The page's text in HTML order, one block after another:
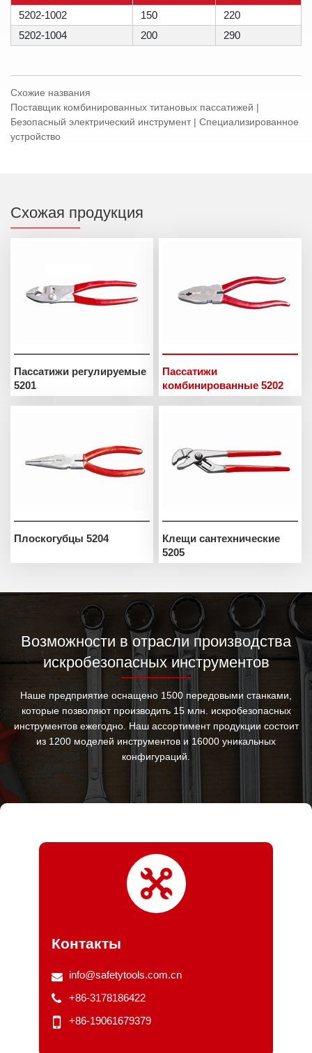
5202-1002
150
220
5202-1004
200 290
Схожие названия
Поставщик комбинированных титановых пассатижей |
Безопасный электрический инструмент | Специализированное
устройство
Схожая продукция
Пассатижи регулируемые
5201
Пассатижи
комбинированные 5202
Плоскогубцы 5204
Клещи сантехнические
5205
Возможности в отрасли производства
искробезопасных инструментов
Наше предприятие оснащено 1500 передовыми станками,
которые позволяют производить 15 млн. искробезопасных
инструментов ежегодно. Наш ассортимент продукции состоит
из 1200 моделей инструментов и 16000 уникальных
конфигураций.
Контакты
info@safetytools.com.cn
+86-3178186422
+86-19061679379